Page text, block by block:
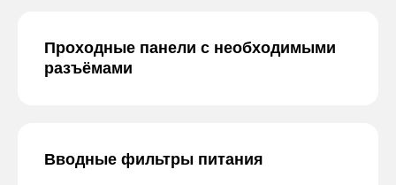
Проходные панели с необходимыми
разъёмами
Вводные фильтры питания